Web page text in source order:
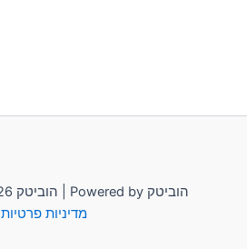
Copyright © 2026 הוביטק | Powered by הוביטק
מדיניות פרטיות